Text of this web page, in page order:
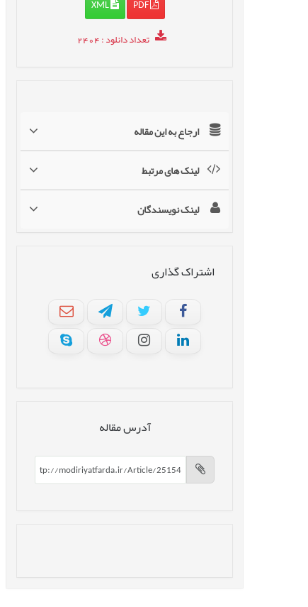
PDF
XML
تعداد دانلود: 2404
ارجاع به این مقاله
لینک های مرتبط
لینک نویسندگان
اشتراک گذاری
آدرس مقاله